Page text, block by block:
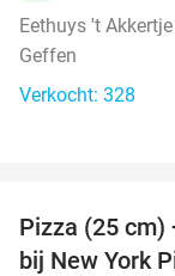
Eethuys 't
Geffen
Verkocht: 328
Pizza (25
bij New York